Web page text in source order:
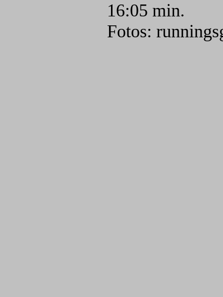
16:05 min.
Fotos: